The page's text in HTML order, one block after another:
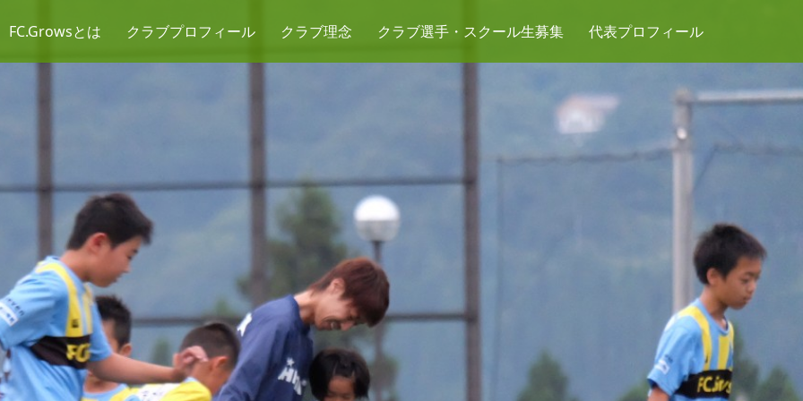
FC.Growsとは クラブプロフィール クラブ理念 クラブ選手・スクール生募集 代表プロフィール